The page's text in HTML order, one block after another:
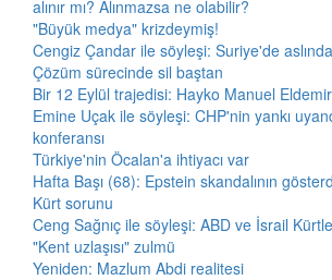
alınır mı? Alınmazsa ne olabilir?
"Büyük medya" krizdeymiş!
Cengiz Çandar ile söyleşi: Suriye'de
Çözüm sürecinde sil baştan
Bir 12 Eylül trajedisi: Hayko Manuel
Emine Uçak ile söyleşi: CHP'nin yankı
konferansı
Türkiye'nin Öcalan'a ihtiyacı var
Hafta Başı (68): Epstein skandalının
Kürt sorunu
Ceng Sağnıç ile söyleşi: ABD ve İsrail
"Kent uzlaşısı" zulmü
Yeniden: Mazlum Abdi realitesi